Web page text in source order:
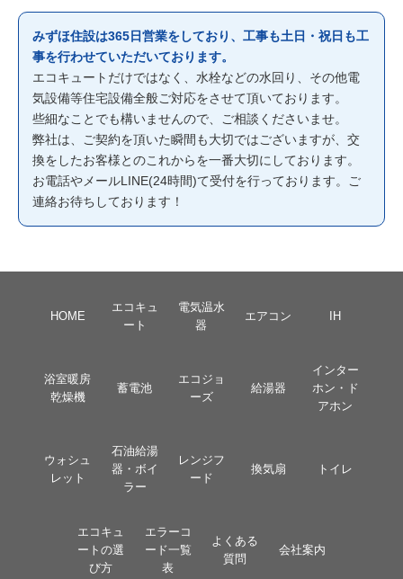
みずほ住設は365日営業をしており、工事も土日・祝日も工
事を行わせていただいております。
エコキュートだけではなく、水栓などの水回り、その他電
気設備等住宅設備全般ご対応をさせて頂いております。
些細なことでも構いませんので、ご相談くださいませ。
弊社は、ご契約を頂いた瞬間も大切ではございますが、交
換をしたお客様とのこれからを一番大切にしております。
お電話やメールLINE(24時間)て受付を行っております。ご
連絡お待ちしております！
HOME
エコキュ
ート
電気温水
器
エアコン IH
浴室暖房
乾燥機
蓄電池
エコジョ
ーズ
給湯器
インター
ホン・ド
アホン
ウォシュ
レット
石油給湯
器・ボイ
ラー
レンジフ
ード
換気扇 トイレ
エコキュ
ートの選
び方
エラーコ
ード一覧
表
よくある
質問
会社案内